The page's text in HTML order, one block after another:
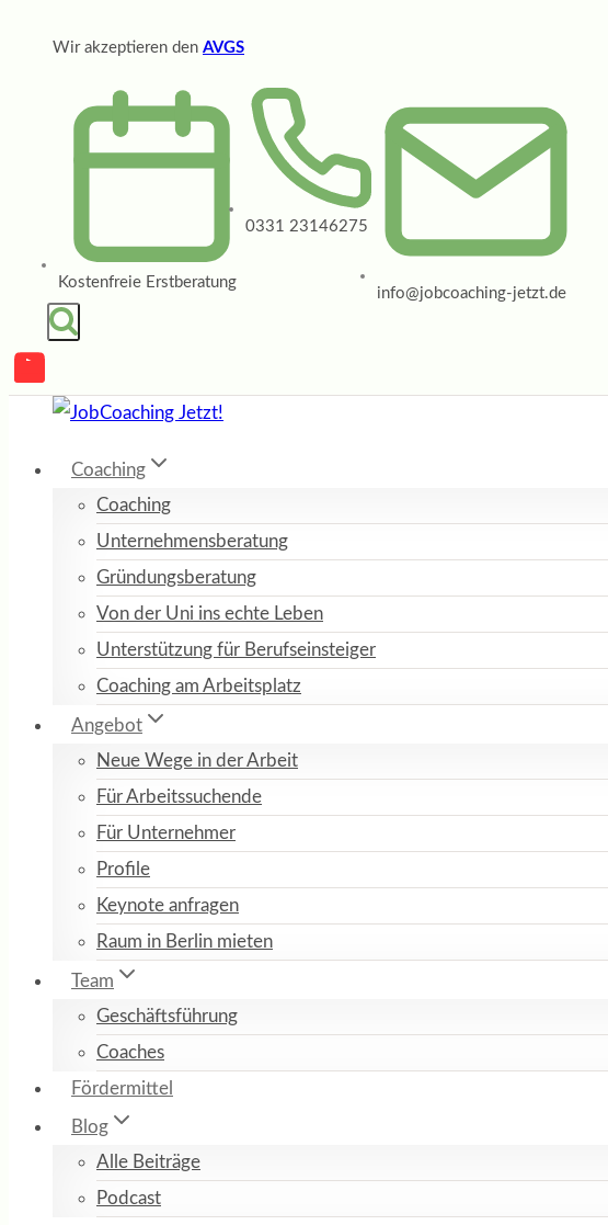
Wir akzeptieren den AVGS
Kostenfreie Erstberatung
0331 23146275
info@jobcoaching-jetzt.de
Coaching
Coaching
Unternehmensberatung
Gründungsberatung
Von der Uni ins echte Leben
Unterstützung für Berufseinsteiger
Coaching am Arbeitsplatz
Angebot
Neue Wege in der Arbeit
Für Arbeitssuchende
Für Unternehmer
Profile
Keynote anfragen
Raum in Berlin mieten
Team
Geschäftsführung
Coaches
Fördermittel
Blog
Alle Beiträge
Podcast